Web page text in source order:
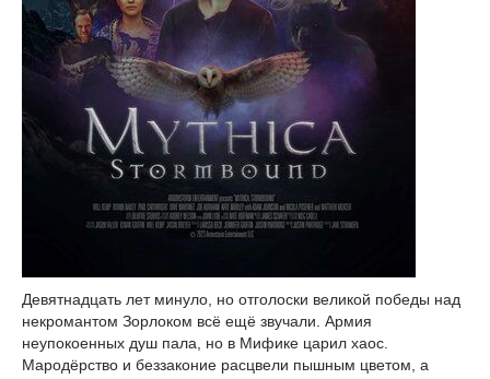
Девятнадцать лет минуло, но отголоски великой победы над
некромантом Зорлоком всё ещё звучали. Армия
неупокоенных душ пала, но в Мифике царил хаос.
Мародёрство и беззаконие расцвели пышным цветом, а